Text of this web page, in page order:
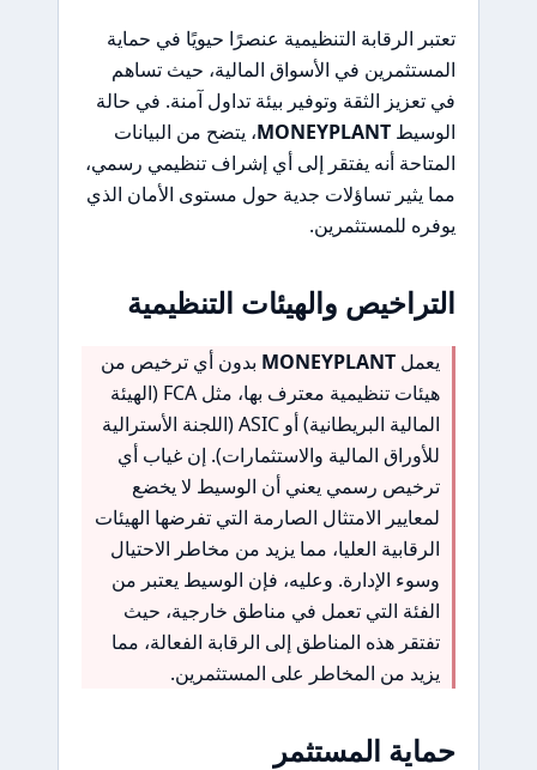
تعتبر الرقابة التنظيمية عنصرًا حيويًا في حماية
المستثمرين في الأسواق المالية، حيث تساهم
في تعزيز الثقة وتوفير بيئة تداول آمنة. في حالة
الوسيطMONEYPLANT، يتضح من البيانات
المتاحة أنه يفتقر إلى أي إشراف تنظيمي رسمي،
مما يثير تساؤلات جدية حول مستوى الأمان الذي
يوفره للمستثمرين.
التراخيص والهيئات التنظيمية
يعمل MONEYPLANT بدون أي ترخيص من
هيئات تنظيمية معترف بها، مثل FCA (الهيئة
المالية البريطانية) أو ASIC (اللجنة الأسترالية
للأوراق المالية والاستثمارات). إن غياب أي
ترخيص رسمي يعني أن الوسيط لا يخضع
لمعايير الامتثال الصارمة التي تفرضها الهيئات
الرقابية العليا، مما يزيد من مخاطر الاحتيال
وسوء الإدارة. وعليه، فإن الوسيط يعتبر من
الفئة التي تعمل في مناطق خارجية، حيث
تفتقر هذه المناطق إلى الرقابة الفعالة، مما
يزيد من المخاطر على المستثمرين.
حماية المستثمر